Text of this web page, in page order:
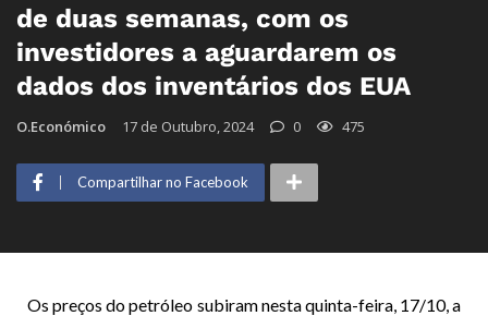
de duas semanas, com os
investidores a aguardarem os
dados dos inventários dos EUA
O.Económico 17 de Outubro, 2024 0 475
Compartilhar no Facebook
Os preços do petróleo subiram nesta quinta-feira, 17/10, a